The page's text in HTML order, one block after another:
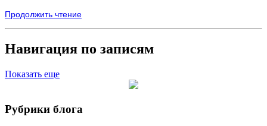
Продолжить чтение
Навигация по записям
Показать еще
Рубрики блога